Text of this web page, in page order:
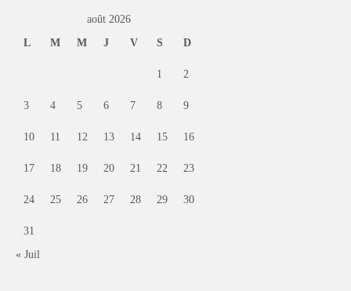
août 2026
L
M M J V S D
1 2
3 4 5 6 7 8 9
10 11 12 13 14 15 16
17 18 19 20 21 22 23
24 25 26 27 28 29 30
31
« Juil